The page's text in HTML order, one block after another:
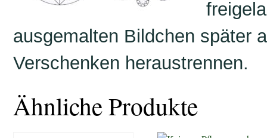
ausgemalten Bildchen später
Verschenken heraustrennen.
Ähnliche Produkte